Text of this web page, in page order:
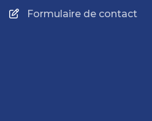
Formulaire de contact